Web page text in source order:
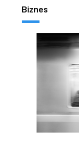
Biznes